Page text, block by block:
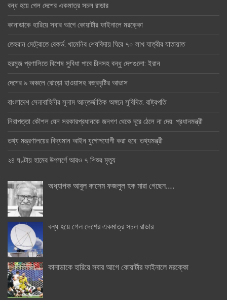
বন্ধ হয়ে গেল দেশের একমাত্র সচল রাডার
কানাডাকে হারিয়ে সবার আগে কোয়ার্টার ফাইনালে মরক্কো
তেহরান মেট্রোতে রেকর্ড: খামেনির শেষবিদায় ঘিরে ৭০ লাখ যাত্রীর যাতায়াত
হরমুজ প্রণালিতে বিশেষ সুবিধা পাবে চীনসহ বন্ধু দেশগুলো: ইরান
দেশের ৯ অঞ্চলে ঝোড়ো হাওয়াসহ বজ্রবৃষ্টির আভাস
বাংলাদেশ সেনাবাহিনীর সুনাম আন্তর্জাতিক অঙ্গনে সুবিদিত: রাষ্ট্রপতি
নিরাপত্তা কৌশল যেন সরকারপ্রধানকে জনগণ থেকে দূরে ঠেলে না দেয়: প্রধানমন্ত্রী
তথ্য মন্ত্রণালয়ের বিদ্যমান আইন যুগোপযোগী করা হবে: তথ্যমন্ত্রী
২৪ ঘণ্টায় হামের উপসর্গে আরও ৭ শিশুর মৃত্যু
অধ্যাপক আবুল কাসেম ফজলুল হক মারা গেছেন….
বন্ধ হয়ে গেল দেশের একমাত্র সচল রাডার
কানাডাকে হারিয়ে সবার আগে কোয়ার্টার ফাইনালে মরক্কো